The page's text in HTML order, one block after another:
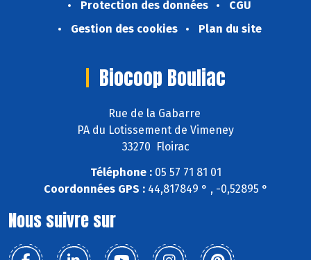
Protection des données
CGU
Gestion des cookies
Plan du site
Biocoop Bouliac
Rue de la Gabarre
PA du Lotissement de Vimeney
33270 Floirac
Téléphone :05 57 71 81 01
Coordonnées GPS :44,817849 ° , -0,52895 °
Nous suivre sur